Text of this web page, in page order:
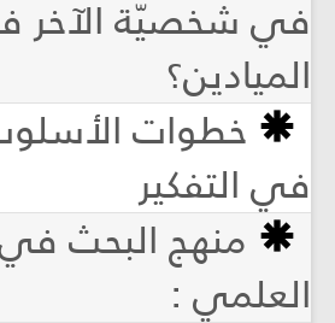
في شخصيّة
الميادين؟
خطوات
في التفكير
منهج البحث
العلمي :